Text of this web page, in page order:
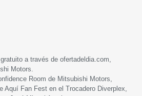
a través de ofertadeldia.com,
Motors.
Room de Mitsubishi Motors,
Aquí Fan Fest en el Trocadero Diverplex,